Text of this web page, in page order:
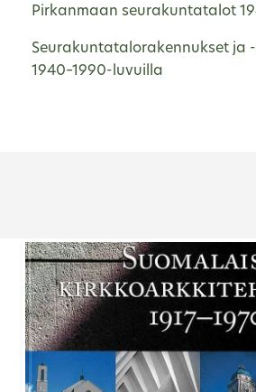
Pirkanmaan seurakuntatalot
Seurakuntatalorakennukset ja
1940–1990-luvuilla